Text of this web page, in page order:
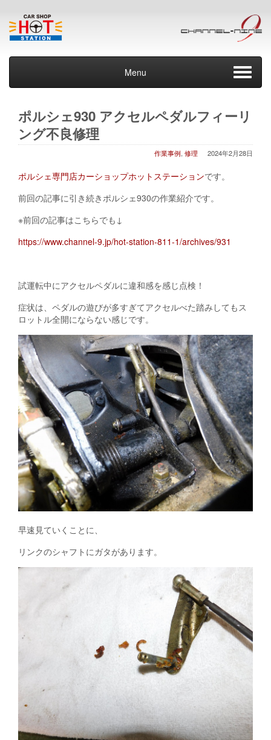
Menu
ポルシェ930 アクセルペダルフィーリ
ング不良修理
2024年2月28日
作業事例, 修理
ポルシェ専門店カーショップホットステーションです。
前回の記事に引き続きポルシェ930の作業紹介です。
※前回の記事はこちらでも↓
https://www.channel-9.jp/hot-station-811-1/archives/931
試運転中にアクセルペダルに違和感を感じ点検！
症状は、ペダルの遊びが多すぎてアクセルべた踏みしてもス
ロットル全開にならない感じです。
早速見ていくことに、
リンクのシャフトにガタがあります。